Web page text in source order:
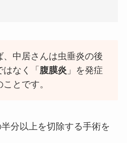
、中居さんは虫垂炎の後
はなく「 腹膜炎 」を発症
とです。
分以上を切除する手術を